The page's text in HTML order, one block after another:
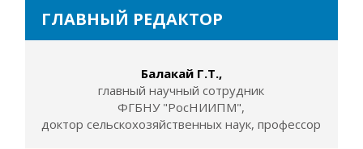
ГЛАВНЫЙ РЕДАКТОР
Балакай Г.Т.,
главный научный сотрудник
ФГБНУ "РосНИИПМ",
доктор сельскохозяйственных наук, профессор